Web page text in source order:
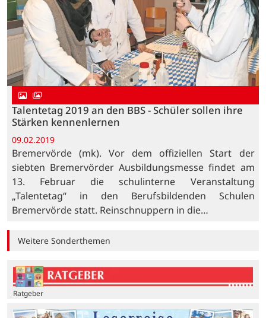
Talentetag 2019 an den BBS - Schüler sollen ihre
Stärken kennenlernen
09.02.2019
Bremervörde (mk). Vor dem offiziellen Start der
siebten Bremervörder Ausbildungsmesse findet am
13. Februar die schulinterne Veranstaltung
„Talentetag“ in den Berufsbildenden Schulen
Bremervörde statt. Reinschnuppern in die…
Weitere Sonderthemen
Ratgeber